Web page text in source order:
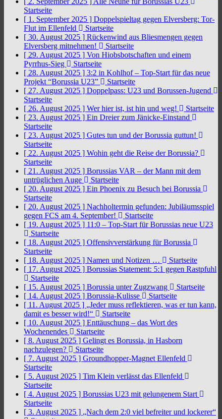
Startseite
[ 1. September 2025 ] Doppelspieltag gegen Elversberg: Tor-
Flut im Ellenfeld
Startseite
[ 30. August 2025 ] Rückenwind aus Bliesmengen gegen
Elversberg mitnehmen!
Startseite
[ 29. August 2025 ] Von Hiobsbotschaften und einem
Pyrrhus-Sieg
Startseite
[ 28. August 2025 ] 3:2 in Kohlhof – Top-Start für das neue
Projekt “Borussia U23”
Startseite
[ 27. August 2025 ] Doppelpass: U23 und Borussen-Jugend
Startseite
[ 26. August 2025 ] Wer hier ist, ist hin und weg!
Startseite
[ 23. August 2025 ] Ein Dreier zum Jänicke-Einstand
Startseite
[ 23. August 2025 ] Gutes tun und der Borussia guttun!
Startseite
[ 22. August 2025 ] Wohin geht die Reise der Borussia?
Startseite
[ 21. August 2025 ] Borussias VAR – der Mann mit dem
untrüglichen Auge
Startseite
[ 20. August 2025 ] Ein Phoenix zu Besuch bei Borussia
Startseite
[ 20. August 2025 ] Nachholtermin gefunden: Jubiläumsspiel
gegen FCS am 4. September!
Startseite
[ 19. August 2025 ] 11:0 – Top-Start für Borussias neue U23
Startseite
[ 18. August 2025 ] Offensivverstärkung für Borussia
Startseite
[ 18. August 2025 ] Namen und Notizen …
Startseite
[ 17. August 2025 ] Borussias Statement: 5:1 gegen Rastpfuhl
Startseite
[ 15. August 2025 ] Borussia unter Zugzwang
Startseite
[ 14. August 2025 ] Borussia-Kulisse
Startseite
[ 11. August 2025 ] „Jeder muss reflektieren, was er tun kann,
damit es besser wird!“
Startseite
[ 10. August 2025 ] Enttäuschung – das Wort des
Wochenendes
Startseite
[ 8. August 2025 ] Gelingt es Borussia, in Hasborn
nachzulegen?
Startseite
[ 7. August 2025 ] Groundhopper-Magnet Ellenfeld
Startseite
[ 5. August 2025 ] Tim Klein verlässt das Ellenfeld
Startseite
[ 4. August 2025 ] Borussias U23 mit gelungenem Start
Startseite
[ 3. August 2025 ] „Nach dem 2:0 viel befreiter und lockerer“